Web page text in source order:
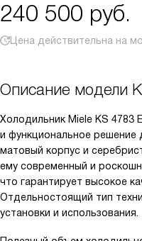
240 500 руб.
Цена действительна на
Описание модели
Холодильник Miele KS 4783
и функциональное решение
матовый корпус и
ему современный и
что гарантирует высокое
Отдельностоящий тип
установки и использования.